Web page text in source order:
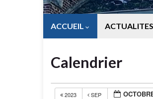
ACCUEIL ACTUALITES
Calendrier
2023 SEP